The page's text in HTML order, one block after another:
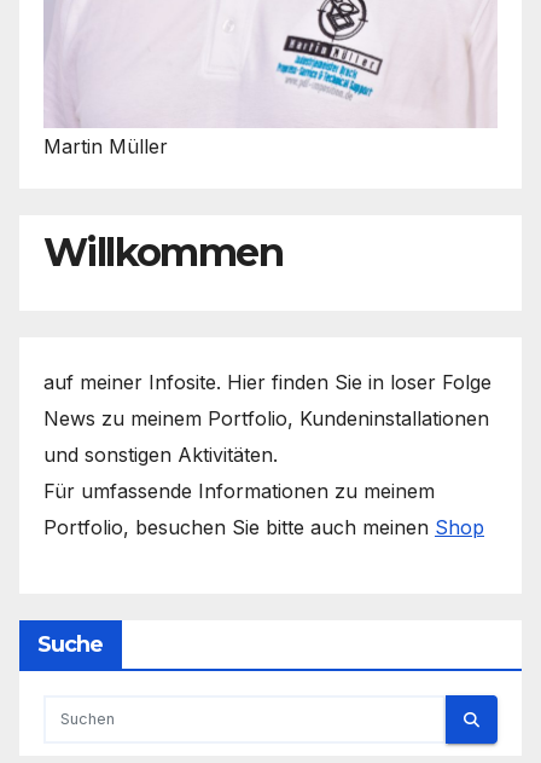
Martin Müller
Willkommen
auf meiner Infosite. Hier finden Sie in loser Folge
News zu meinem Portfolio, Kundeninstallationen
und sonstigen Aktivitäten.
Für umfassende Informationen zu meinem
Portfolio, besuchen Sie bitte auch meinen Shop
Suche